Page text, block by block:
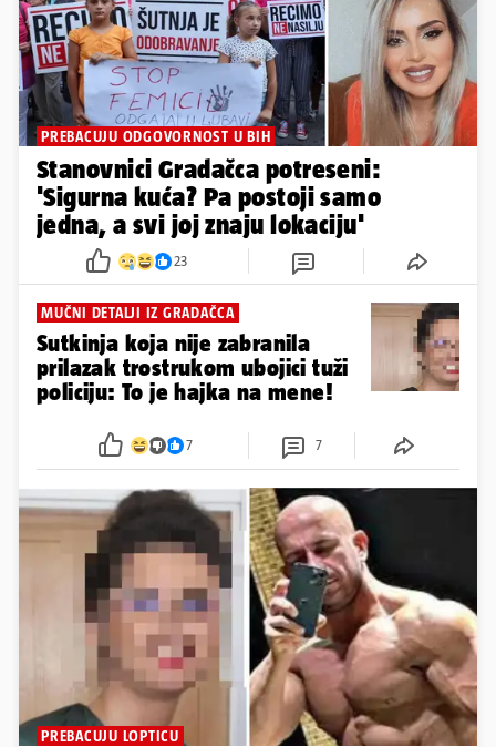
PREBACUJU ODGOVORNOST U BIH
Stanovnici Gradačca potreseni:
'Sigurna kuća? Pa postoji samo
jedna, a svi joj znaju lokaciju'
23
MUČNI DETALJI IZ GRADAČCA
Sutkinja koja nije zabranila
prilazak trostrukom ubojici tuži
policiju: To je hajka na mene!
7 7
PREBACUJU LOPTICU